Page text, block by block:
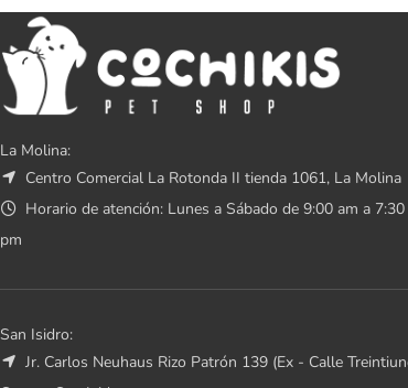
La Molina:
Centro Comercial La Rotonda II tienda 1061, La Molina
Horario de atención: Lunes a Sábado de 9:00 am a 7:30
pm
San Isidro:
Jr. Carlos Neuhaus Rizo Patrón 139 (Ex - Calle